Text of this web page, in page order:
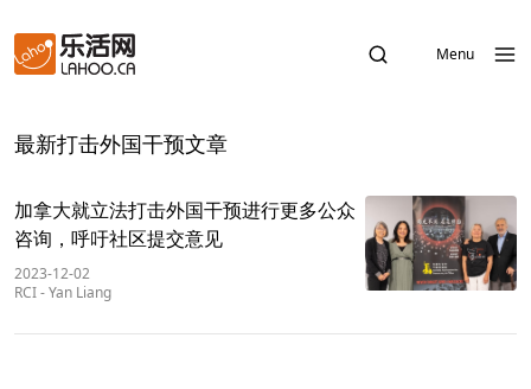
Menu
最新打击外国干预文章
加拿大就立法打击外国干预进行更多公众
咨询，呼吁社区提交意见
2023-12-02
RCI-Yan Liang